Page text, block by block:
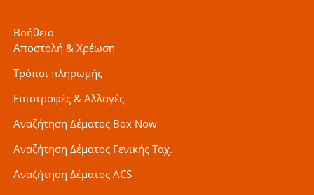
Βοήθεια
Αποστολή & Χρέωση
Τρόποι πληρωμής
Επιστροφές & Αλλαγές
Αναζήτηση Δέματος Box Now
Αναζήτηση Δέματος Γενικής Ταχ.
Αναζήτηση Δέματος ACS